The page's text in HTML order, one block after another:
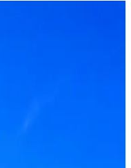
Эйч